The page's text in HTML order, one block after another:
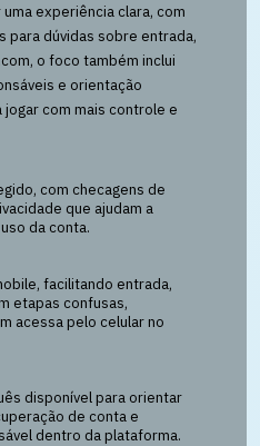
experiência clara, com
para dúvidas sobre entrada,
o foco também inclui
e orientação
com mais controle e
com checagens de
que ajudam a
da conta.
facilitando entrada,
etapas confusas,
acessa pelo celular no
disponível para orientar
de conta e
dentro da plataforma.